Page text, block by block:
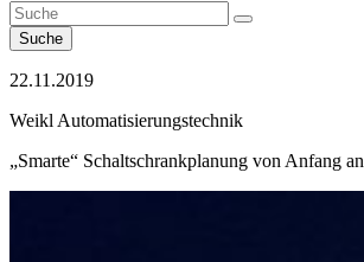
Suche
22.11.2019
Weikl Automatisierungstechnik
„Smarte“ Schaltschrankplanung von Anfang an